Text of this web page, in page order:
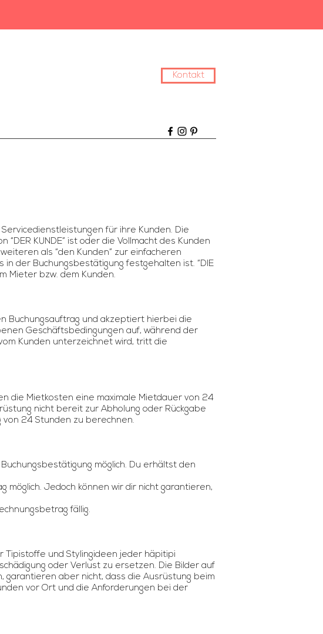
Kontakt
für ihre Kunden. Die
KUNDE” ist oder die Vollmacht des Kunden
als “den Kunden” zur einfacheren
in der Buchungsbestätigung festgehalten ist. “DIE
Mieter bzw. dem Kunden.
Buchungsauftrag und akzeptiert hierbei die
Geschäftsbedingungen auf, während der
Kunden unterzeichnet wird, tritt die
die Mietkosten eine maximale Mietdauer von 24
nicht bereit zur Abholung oder Rückgabe
von 24 Stunden zu berechnen.
möglich. Du erhältst den
möglich. Jedoch können wir dir nicht garantieren,
fällig.
und Stylingideen jeder häpitipi
oder Verlust zu ersetzen. Die Bilder auf
aber nicht, dass die Ausrüstung beim
vor Ort und die Anforderungen bei der